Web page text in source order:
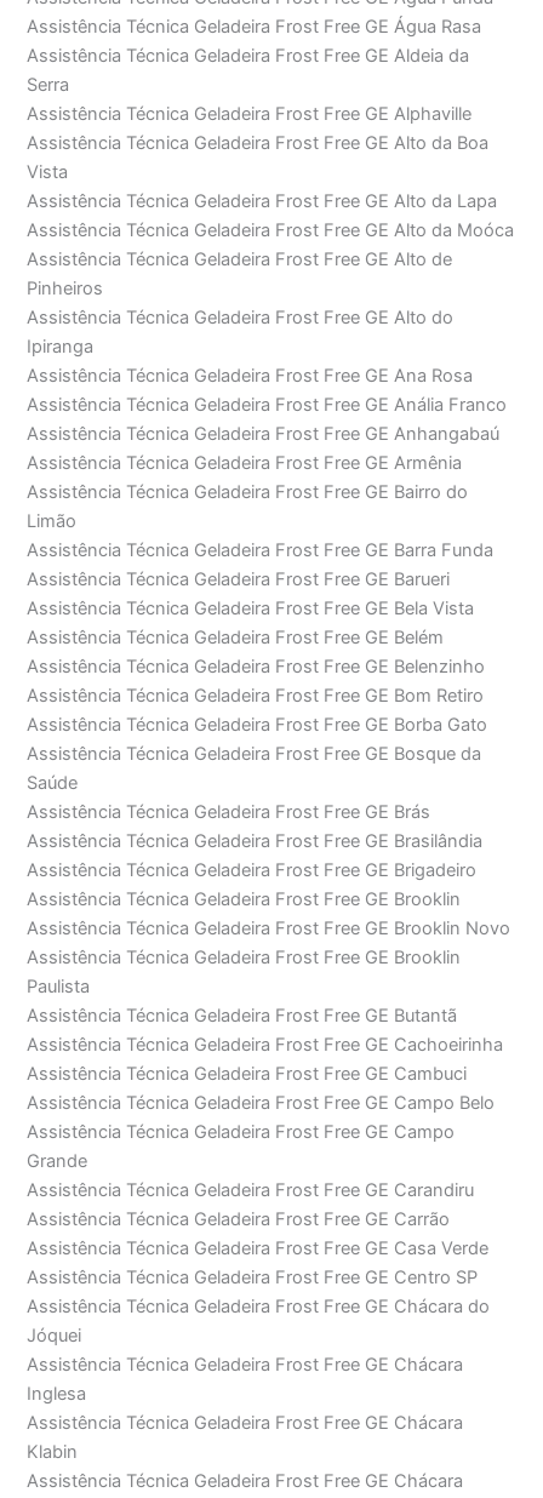
Assistência Técnica Geladeira Frost Free GE Água Rasa
Assistência Técnica Geladeira Frost Free GE Aldeia da
Serra
Assistência Técnica Geladeira Frost Free GE Alphaville
Assistência Técnica Geladeira Frost Free GE Alto da Boa
Vista
Assistência Técnica Geladeira Frost Free GE Alto da Lapa
Assistência Técnica Geladeira Frost Free GE Alto da Moóca
Assistência Técnica Geladeira Frost Free GE Alto de
Pinheiros
Assistência Técnica Geladeira Frost Free GE Alto do
Ipiranga
Assistência Técnica Geladeira Frost Free GE Ana Rosa
Assistência Técnica Geladeira Frost Free GE Anália Franco
Assistência Técnica Geladeira Frost Free GE Anhangabaú
Assistência Técnica Geladeira Frost Free GE Armênia
Assistência Técnica Geladeira Frost Free GE Bairro do
Limão
Assistência Técnica Geladeira Frost Free GE Barra Funda
Assistência Técnica Geladeira Frost Free GE Barueri
Assistência Técnica Geladeira Frost Free GE Bela Vista
Assistência Técnica Geladeira Frost Free GE Belém
Assistência Técnica Geladeira Frost Free GE Belenzinho
Assistência Técnica Geladeira Frost Free GE Bom Retiro
Assistência Técnica Geladeira Frost Free GE Borba Gato
Assistência Técnica Geladeira Frost Free GE Bosque da
Saúde
Assistência Técnica Geladeira Frost Free GE Brás
Assistência Técnica Geladeira Frost Free GE Brasilândia
Assistência Técnica Geladeira Frost Free GE Brigadeiro
Assistência Técnica Geladeira Frost Free GE Brooklin
Assistência Técnica Geladeira Frost Free GE Brooklin Novo
Assistência Técnica Geladeira Frost Free GE Brooklin
Paulista
Assistência Técnica Geladeira Frost Free GE Butantã
Assistência Técnica Geladeira Frost Free GE Cachoeirinha
Assistência Técnica Geladeira Frost Free GE Cambuci
Assistência Técnica Geladeira Frost Free GE Campo Belo
Assistência Técnica Geladeira Frost Free GE Campo
Grande
Assistência Técnica Geladeira Frost Free GE Carandiru
Assistência Técnica Geladeira Frost Free GE Carrão
Assistência Técnica Geladeira Frost Free GE Casa Verde
Assistência Técnica Geladeira Frost Free GE Centro SP
Assistência Técnica Geladeira Frost Free GE Chácara do
Jóquei
Assistência Técnica Geladeira Frost Free GE Chácara
Inglesa
Assistência Técnica Geladeira Frost Free GE Chácara
Klabin
Assistência Técnica Geladeira Frost Free GE Chácara